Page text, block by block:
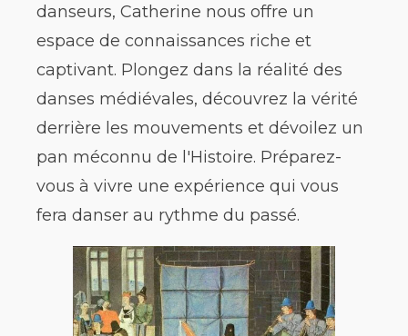
danseurs, Catherine nous offre un
espace de connaissances riche et
captivant. Plongez dans la réalité des
danses médiévales, découvrez la vérité
derrière les mouvements et dévoilez un
pan méconnu de l'Histoire. Préparez-
vous à vivre une expérience qui vous
fera danser au rythme du passé.